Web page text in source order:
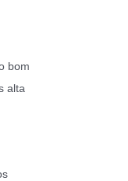
bom
alta